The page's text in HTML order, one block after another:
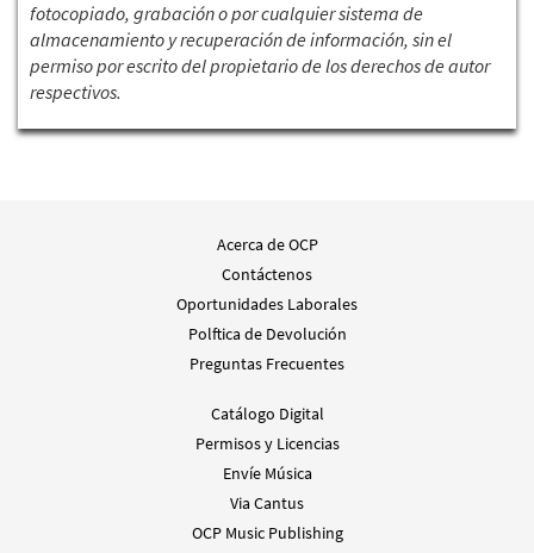
fotocopiado, grabación o por cualquier sistema de
almacenamiento y recuperación de información, sin el
permiso por escrito del propietario de los derechos de autor
respectivos.
Acerca de OCP
Contáctenos
Oportunidades Laborales
Polftica de Devolución
Preguntas Frecuentes
Catálogo Digital
Permisos y Licencias
Envíe Música
Via Cantus
OCP Music Publishing